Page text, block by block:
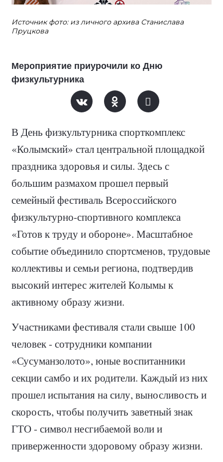
Источник фото: из личного архива Станислава
Пруцкова
Мероприятие приурочили ко Дню
физкультурника
В День физкультурника спорткомплекс
«Колымский» стал центральной площадкой
праздника здоровья и силы. Здесь с
большим размахом прошел первый
семейный фестиваль Всероссийского
физкультурно-спортивного комплекса
«Готов к труду и обороне». Масштабное
событие объединило спортсменов, трудовые
коллективы и семьи региона, подтвердив
высокий интерес жителей Колымы к
активному образу жизни.
Участниками фестиваля стали свыше 100
человек - сотрудники компании
«Сусуманзолото», юные воспитанники
секции самбо и их родители. Каждый из них
прошел испытания на силу, выносливость и
скорость, чтобы получить заветный знак
ГТО - символ несгибаемой воли и
приверженности здоровому образу жизни.